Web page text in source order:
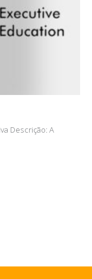
Descrição: A